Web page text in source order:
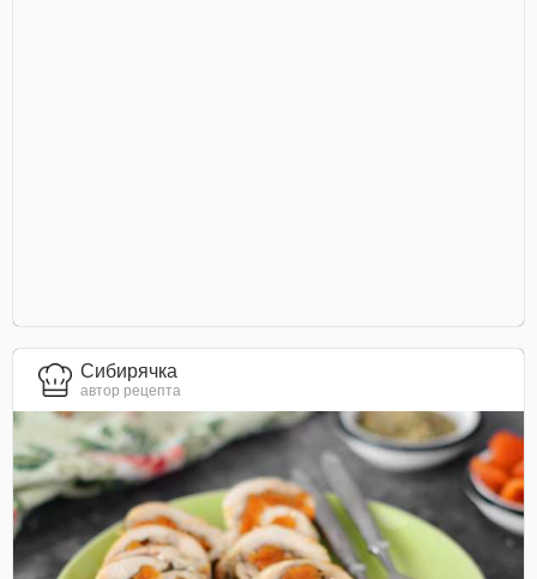
Сибирячка
автор рецепта